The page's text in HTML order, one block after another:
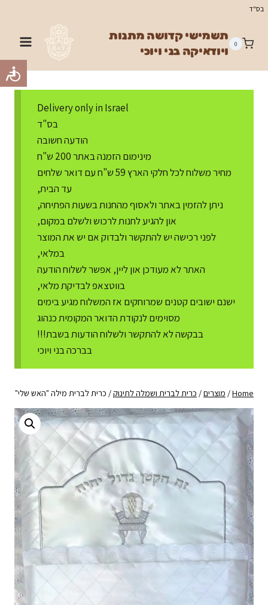
Skip
content
בס"ד
0
תשמישי קדושה מתנות
ויודאיקה בני ויוכי
Delivery only in Israel
בס"ד
הודעה חשובה
מינימום הזמנה באתר 200 ש"ח
מחיר משלוח לכל חלקי הארץ 59 ש"ח עם דואר שלחים
עד הבית,
ניתן להזמין באתר ולאסוף מהחנות בשעות הפתיחה,
און להגיע לחנות לרכוש ולשלם במקום,
לפני רכישה יש להתקשר ולבדוק אם יש את המוצר
במלאי,
האתר לא מעודכן און ליין, אפשר לשלוח הודעה
בווטצאפ לבדיקת מלאי,
ישנם ישובים קטנים שמרוחקים אז המשלוח מגיע בימים
מסוימים לנקודת הדואר המקומית כנהוג
בבקשה לא להתקשר ולשלוח הודעות בשבת!!!
בברכה בני ויוכי
Home
/ מוצרים/ כרית לברית ושמלה לתינוק/ כרית לברית מילה "האש שלי"